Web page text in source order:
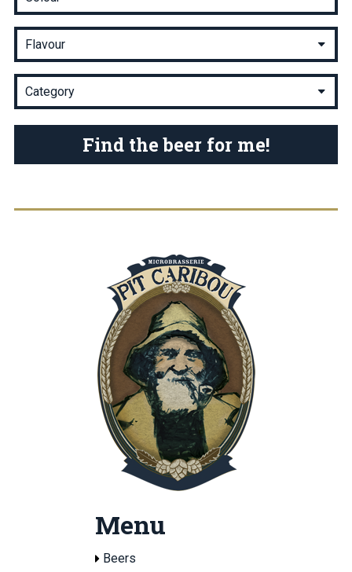
Find the beer for me!
Menu
Beers